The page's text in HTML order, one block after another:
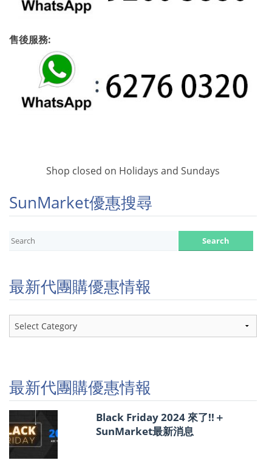
售後服務:
Shop closed on Holidays and Sundays
SunMarket優惠搜尋
最新代團購優惠情報
最
新
優
惠
情
報
最新代團購優惠情報
Black Friday 2024 來了!!＋
SunMarket最新消息